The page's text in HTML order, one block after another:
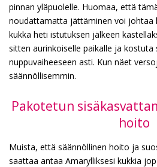
pinnan yläpuolelle. Huomaa, että
noudattamatta jättäminen voi johtaa
kukka heti istutuksen jälkeen
sitten aurinkoiselle paikalle ja kostuta
nuppuvaiheeseen asti. Kun näet
säännöllisemmin.
Pakotetun
hoito
Muista, että säännöllinen hoito ja
saattaa antaa Amarylliksesi kukkia